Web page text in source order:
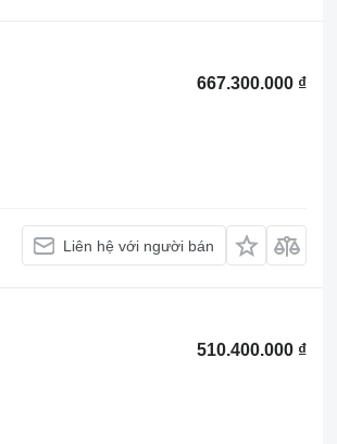
667.300.000 ₫
Liên hệ với người bán
510.400.000 ₫